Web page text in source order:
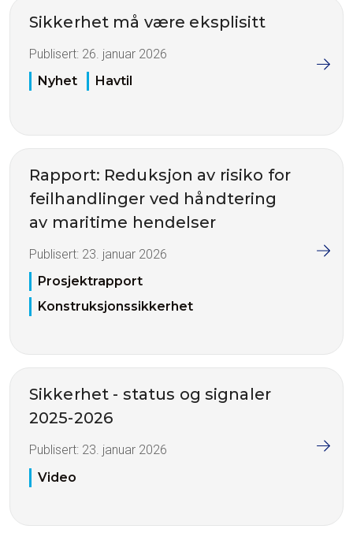
Sikkerhet må være eksplisitt
Publisert: 26. januar 2026
Nyhet
Havtil
Rapport: Reduksjon av risiko for
feilhandlinger ved håndtering
av maritime hendelser
Publisert: 23. januar 2026
Prosjektrapport
Konstruksjonssikkerhet
Sikkerhet - status og signaler
2025-2026
Publisert: 23. januar 2026
Video